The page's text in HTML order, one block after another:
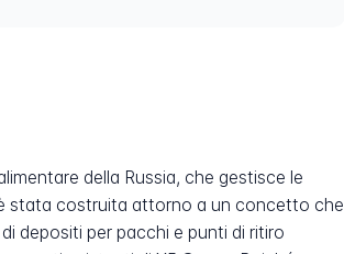
della Russia, che gestisce le
stata costruita attorno a un concetto che
depositi per pacchi e punti di ritiro